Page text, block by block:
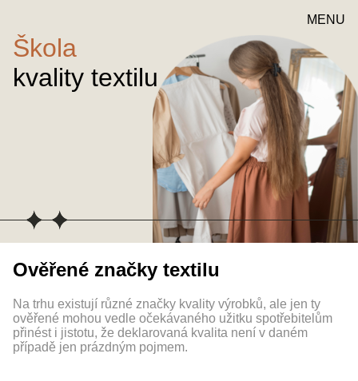
MENU
Škola
kvality textilu
Ověřené značky textilu
Na trhu existují různé značky kvality výrobků, ale jen ty
ověřené mohou vedle očekávaného užitku spotřebitelům
přinést i jistotu, že deklarovaná kvalita není v daném
případě jen prázdným pojmem.